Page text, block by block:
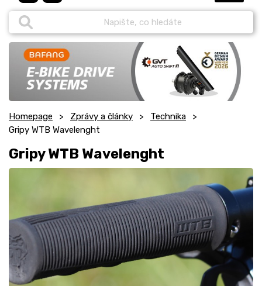
Homepage Zprávy a články
Technika
Gripy WTB Wavelenght
Gripy WTB Wavelenght